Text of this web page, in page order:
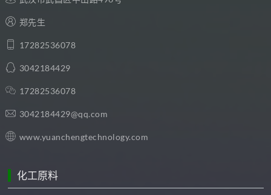
郑先生
17282536078
3042184429
17282536078
3042184429@qq.com
www.yuanchengtechnology.com
化工原料